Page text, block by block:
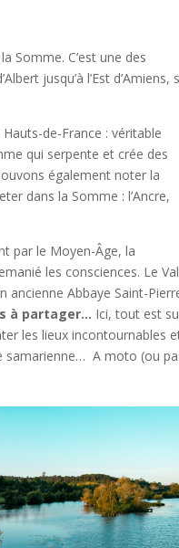
Somme. C’est une des
jusqu’à l’Est d’Amiens,
de-France : véritable
qui serpente et crée des
également noter la
dans la Somme : l’Ancre,
par le Moyen-Âge, la
les consciences. Le
ancienne Abbaye Saint-
à partager… Ici, tout est
les lieux incontournables
samarienne… A moto (ou